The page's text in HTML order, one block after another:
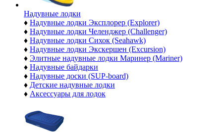
Надувные лодки
♦ Надувные лодки Эксплорер (Explorer)
♦ Надувные лодки Челенджер (Challenger)
♦ Надувные лодки Сихок (Seahawk)
♦ Надувные лодки Экскершен (Excursion)
♦ Элитные надувные лодки Маринер (Mariner)
♦ Надувные байдарки
♦ Надувные доски (SUP-board)
♦ Детские надувные лодки
♦ Аксессуары для лодок